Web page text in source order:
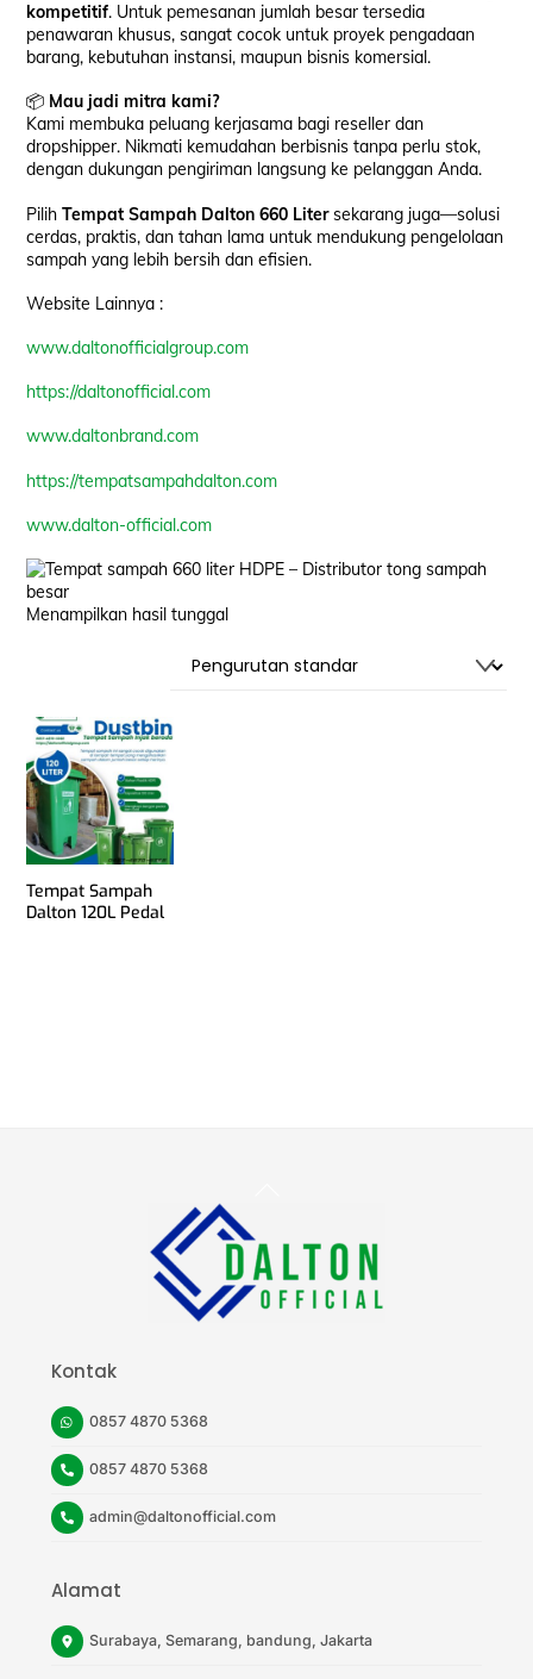
kompetitif. Untuk pemesanan jumlah besar tersedia
penawaran khusus, sangat cocok untuk proyek pengadaan
barang, kebutuhan instansi, maupun bisnis komersial.
📦 Mau jadi mitra kami?
Kami membuka peluang kerjasama bagi reseller dan
dropshipper. Nikmati kemudahan berbisnis tanpa perlu stok,
dengan dukungan pengiriman langsung ke pelanggan Anda.
PilihTempat Sampah Dalton 660 Litersekarang juga—solusi
cerdas, praktis, dan tahan lama untuk mendukung pengelolaan
sampah yang lebih bersih dan efisien.
Website Lainnya :
www.daltonofficialgroup.com
https://daltonofficial.com
www.daltonbrand.com
https://tempatsampahdalton.com
www.dalton-official.com
Menampilkan hasil tunggal
Tempat Sampah
Dalton 120L Pedal
Kontak
0857 4870 5368
0857 4870 5368
admin@daltonofficial.com
Alamat
Surabaya, Semarang, bandung, Jakarta